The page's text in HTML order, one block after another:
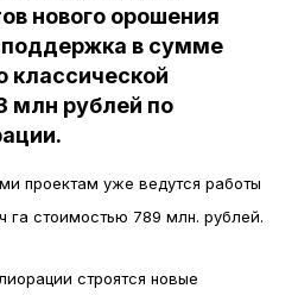
нового орошения
в сумме
классической
млн рублей по
проектам уже ведутся работы
га стоимостью 789 млн. рублей.
строятся новые